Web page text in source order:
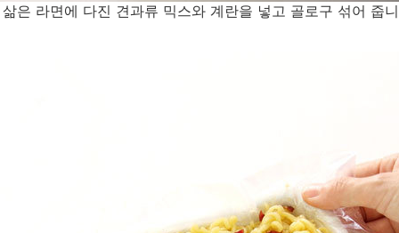
은 라면에 다진 견과류 믹스와 계란을 넣고 골로구 섞어 줍